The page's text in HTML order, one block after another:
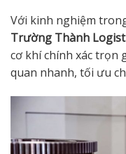
Với kinh nghiệm
Trường Thành
cơ khí chính xác trọn
quan nhanh, tối ưu